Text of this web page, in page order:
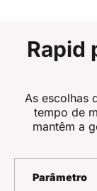
Rapid
As escolhas
tempo de
mantêm a
Parâmetro